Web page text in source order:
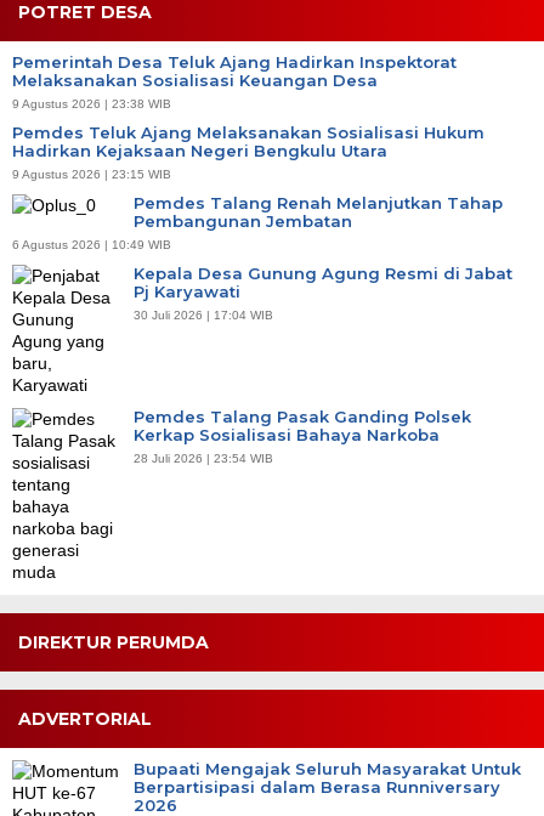
POTRET DESA
Pemerintah Desa Teluk Ajang Hadirkan Inspektorat
Melaksanakan Sosialisasi Keuangan Desa
9 Agustus 2026 | 23:38 WIB
Pemdes Teluk Ajang Melaksanakan Sosialisasi Hukum
Hadirkan Kejaksaan Negeri Bengkulu Utara
9 Agustus 2026 | 23:15 WIB
Pemdes Talang Renah Melanjutkan Tahap
Pembangunan Jembatan
6 Agustus 2026 | 10:49 WIB
Kepala Desa Gunung Agung Resmi di Jabat
Pj Karyawati
30 Juli 2026 | 17:04 WIB
Pemdes Talang Pasak Ganding Polsek
Kerkap Sosialisasi Bahaya Narkoba
28 Juli 2026 | 23:54 WIB
DIREKTUR PERUMDA
ADVERTORIAL
Bupaati Mengajak Seluruh Masyarakat Untuk
Berpartisipasi dalam Berasa Runniversary
2026